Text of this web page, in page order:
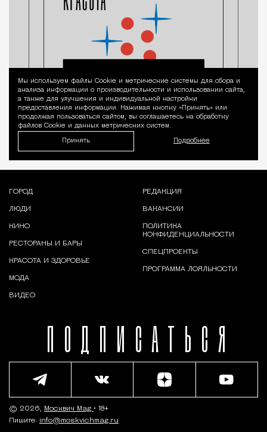
Уведомление
Мы используем файлы Сookie и метрические системы для сбора и
анализа информации о производительности и использовании сайта,
а также для улучшения и индивидуальной настройки
предоставления информации. Нажимая кнопку «Принять» или
продолжая пользоваться сайтом, вы соглашаетесь на обработку
файлов Cookie и данных метрических систем.
Принять Подробнее
ПОДПИСАТЬСЯ
ГОРОД
ЛЮДИ
КИНО
РЕСТОРАНЫ И БАРЫ
КРАСОТА И ЗДОРОВЬЕ
МОДА
ВИДЕО
РЕДАКЦИЯ
ВАКАНСИИ
ПОЛИТИКА
КОНФИДЕНЦИАЛЬНОСТИ
СПЕЦПРОЕКТЫ
ПРОГРАММА ЛОЯЛЬНОСТИ
© 2026, Москвич Mag • 18+
Пишите: info@moskvichmag.ru